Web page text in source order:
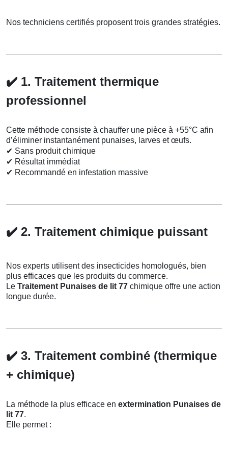
Nos techniciens certifiés proposent trois grandes stratégies.
✔️ 1. Traitement thermique
professionnel
Cette méthode consiste à chauffer une pièce à +55°C afin
d’éliminer instantanément punaises, larves et œufs.
✔ Sans produit chimique
✔ Résultat immédiat
✔ Recommandé en infestation massive
✔️ 2. Traitement chimique puissant
Nos experts utilisent des insecticides homologués, bien
plus efficaces que les produits du commerce.
Le Traitement Punaises de lit 77 chimique offre une action
longue durée.
✔️ 3. Traitement combiné (thermique
+ chimique)
La méthode la plus efficace en extermination Punaises de
lit 77.
Elle permet :